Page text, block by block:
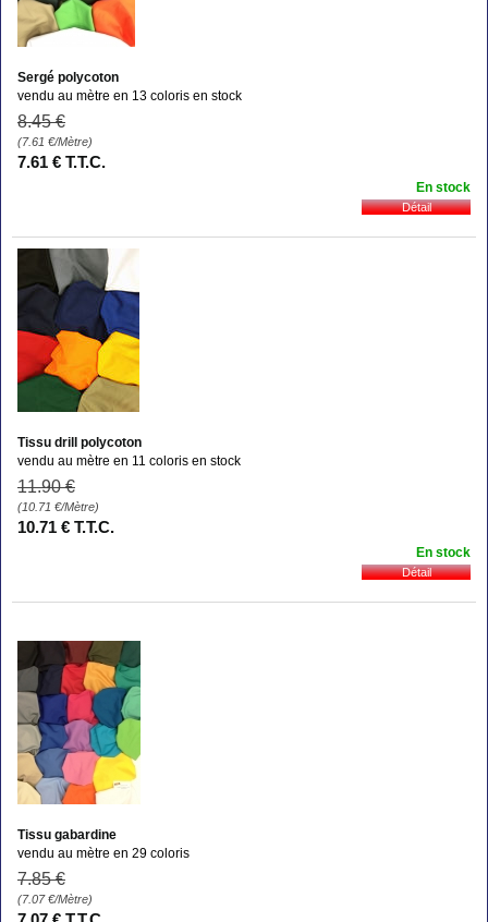
Sergé polycoton
vendu au mètre en 13 coloris en stock
8.45 €
(7.61 €/Mètre)
7.61 € T.T.C.
En stock
Tissu drill polycoton
vendu au mètre en 11 coloris en stock
11.90 €
(10.71 €/Mètre)
10.71 € T.T.C.
En stock
Tissu gabardine
vendu au mètre en 29 coloris
7.85 €
(7.07€/Mètre)